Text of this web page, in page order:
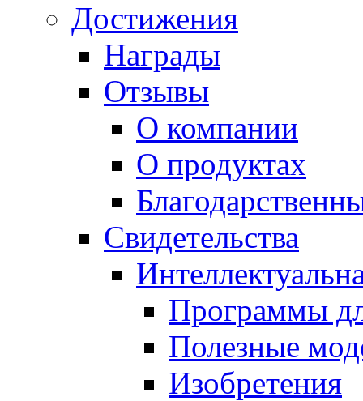
Достижения
Награды
Отзывы
О компании
О продуктах
Свидетельства
Программы
Полезные
Изобретения